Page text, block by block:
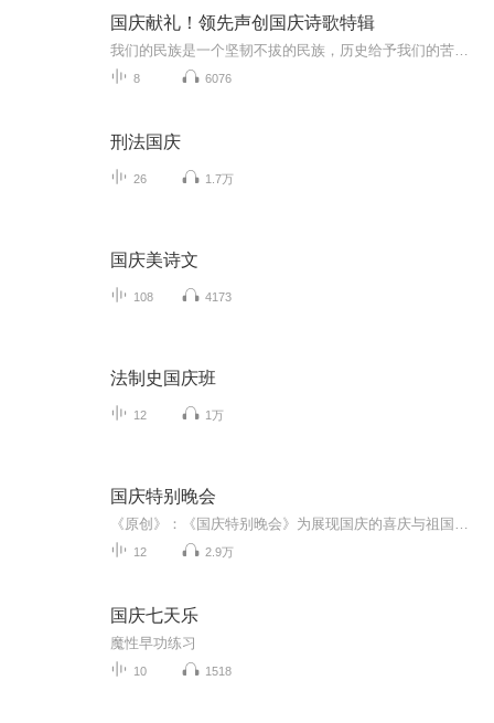
国庆献礼！领先声创国庆诗歌特辑
8 6076
刑法国庆
26 1.7万
国庆美诗文
108 4173
法制史国庆班
12 1万
国庆特别晚会
12 2.9万
国庆七天乐
魔性早功练习
10 1518